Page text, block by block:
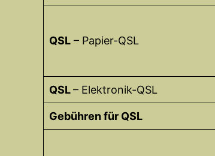
QSL – Papier-QSL
QSL– Elektronik-QSL
Gebühren für QSL